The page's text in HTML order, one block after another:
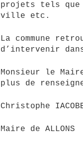
projets tels que
ville etc.
La commune
d’intervenir
Monsieur le
plus de
Christophe
Maire de ALLONS